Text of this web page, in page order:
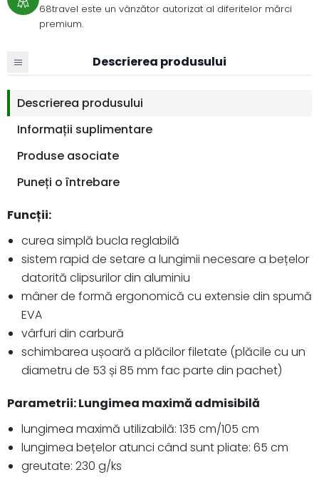
68travel este un vânzător autorizat al diferitelor mărci
premium.
Descrierea produsului
Descrierea produsului
Informații suplimentare
Produse asociate
Puneți o întrebare
Funcții:
curea simplă bucla reglabilă
sistem rapid de setare a lungimii necesare a bețelor
datorită clipsurilor din aluminiu
mâner de formă ergonomică cu extensie din spumă
EVA
vârfuri din carbură
schimbarea ușoară a plăcilor filetate (plăcile cu un
diametru de 53 și 85 mm fac parte din pachet)
Parametrii: Lungimea maximă admisibilă
lungimea maximă utilizabilă: 135 cm/105 cm
lungimea bețelor atunci când sunt pliate: 65 cm
greutate: 230 g/ks